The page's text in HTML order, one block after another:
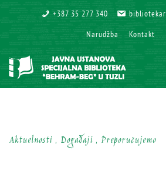
+387 35 277 340
+387 35 277 340
Narudžba
Narudžba Kontakt
Kontakt
Aktuelnosti , Događaji , Preporučujemo